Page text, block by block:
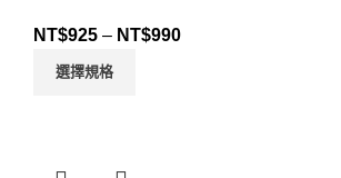
NT$925 – NT$990
選擇規格